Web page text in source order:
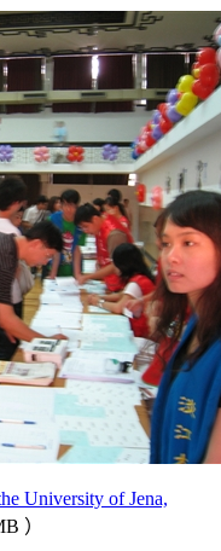
University of Jena,
）